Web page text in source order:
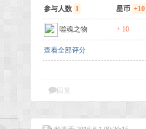
参与人数 1 星币 +10
噬魂之物 + 10
查看全部评分
回复